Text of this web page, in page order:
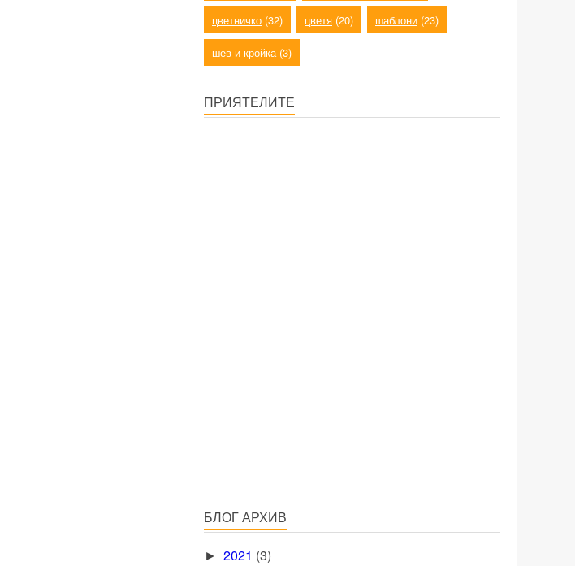
цветничко (32) цветя (20) шаблони (23)
шев и кройка (3)
ПРИЯТЕЛИТЕ
БЛОГ АРХИВ
► 2021 (3)